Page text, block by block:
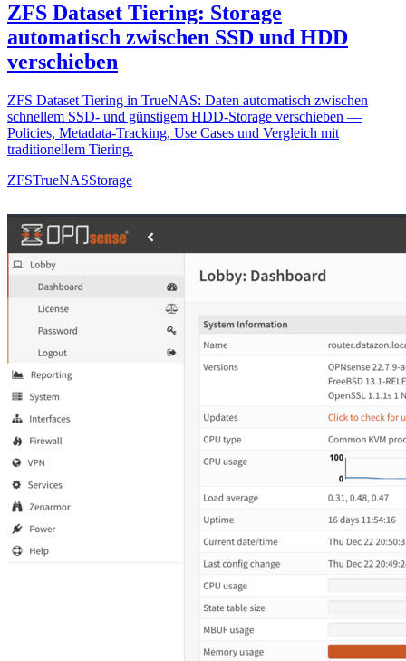
ZFS Dataset Tiering: Storage
automatisch zwischen SSD und HDD
verschieben
ZFS Dataset Tiering in TrueNAS: Daten automatisch zwischen
schnellem SSD- und günstigem HDD-Storage verschieben —
Policies, Metadata-Tracking, Use Cases und Vergleich mit
traditionellem Tiering.
ZFSTrueNASStorage